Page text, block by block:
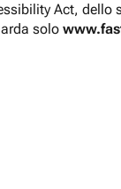
Act, dello
solo